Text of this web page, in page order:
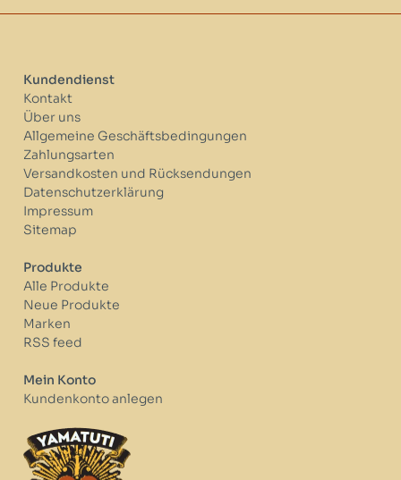
Kundendienst
Kontakt
Über uns
Allgemeine Geschäftsbedingungen
Zahlungsarten
Versandkosten und Rücksendungen
Datenschutzerklärung
Impressum
Sitemap
Produkte
Alle Produkte
Neue Produkte
Marken
RSS feed
Mein Konto
Kundenkonto anlegen